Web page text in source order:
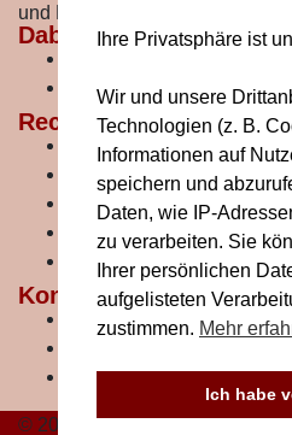
und Bewegung.
Dabei sein!
Buche ein Projekt
Rechtliches
Der Verein
Impressum
AGBs
Datenschutzerklärung
Kontakt
Kontakt
Adresse:Erlengasse 7,
Telefon:+43 664 / 20 49
© 2026 Institut für
Ihre Privatsphäre ist
Wir und unsere
Technologien (z. B.
Informationen auf
speichern und
Daten, wie IP-
zu verarbeiten. Sie
Ihrer persönlichen
aufgelisteten
zustimmen. Mehr
Ich habe